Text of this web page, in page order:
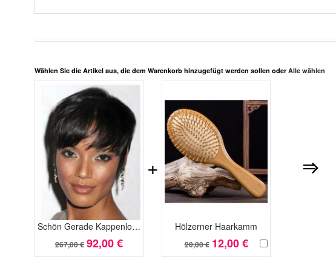
Wählen Sie die Artikel aus, die dem Warenkorb hinzugefügt werden sollen oder Alle wählen
Schön Gerade Kappenlos Minimalismus Kunsthaar Perücke
267,00 € 92,00 €
Hölzerner Haarkamm
20,00 € 12,00 €
+